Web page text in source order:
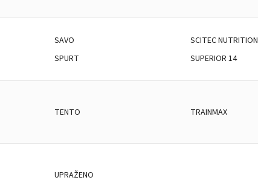
SAVO SCITEC NUTRITION
SPURT SUPERIOR 14
TENTO TRAINMAX
UPRAŽENO